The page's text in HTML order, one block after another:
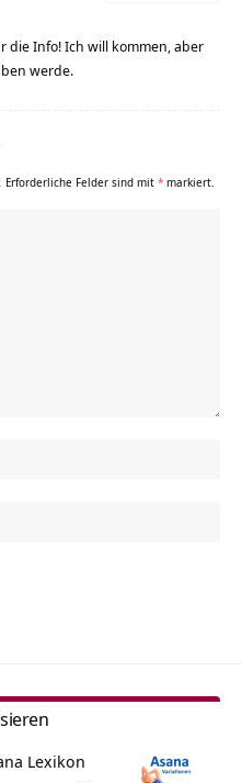
die Info! Ich will kommen, aber
werde.
Erforderliche Felder sind mit * markiert.
Lexikon